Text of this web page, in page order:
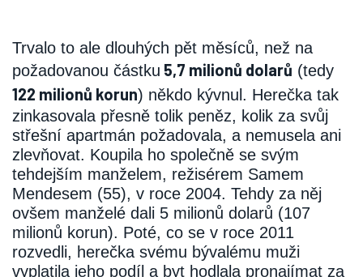
Trvalo to ale dlouhých pět měsíců, než na
požadovanou částku 5,7 milionů dolarů (tedy
122 milionů korun) někdo kývnul. Herečka tak
zinkasovala přesně tolik peněz, kolik za svůj
střešní apartmán požadovala, a nemusela ani
zlevňovat. Koupila ho společně se svým
tehdejším manželem, režisérem Samem
Mendesem (55), v roce 2004. Tehdy za něj
ovšem manželé dali 5 milionů dolarů (107
milionů korun). Poté, co se v roce 2011
rozvedli, herečka svému bývalému muži
vyplatila jeho podíl a byt hodlala pronajímat za